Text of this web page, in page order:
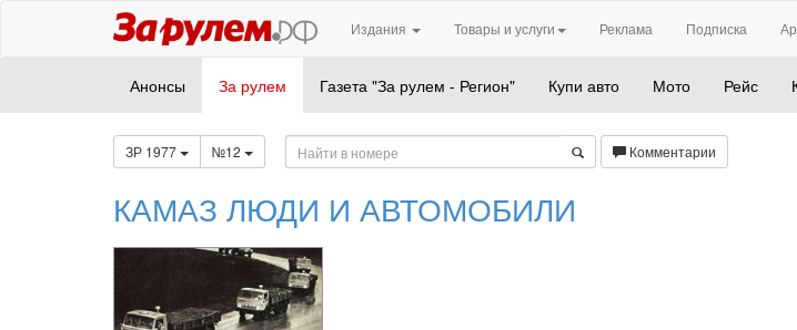
Издания Товары и услуги Реклама Подписка
Анонсы За рулем Газета "За рулем - Регион" Купи авто Мото Рейс
ЗР 1977 №12 Комментарии
КАМАЗ ЛЮДИ И АВТОМОБИЛИ